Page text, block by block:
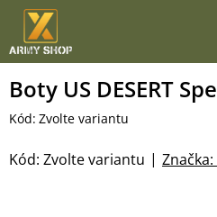
Přejít
obsah
Boty US DESERT
Kód: Zvolte variantu
Značka:
Kód: Zvolte variantu